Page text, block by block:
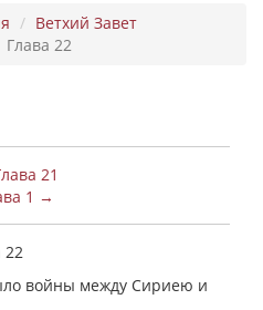
Ветхий Завет
Глава 22
21
1 →
22
войны между Сириею и